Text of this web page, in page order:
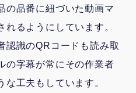
の品番に紐づいた動画マ
るようにしています。
認識のQRコードも読み取
の字幕が常にその作業者
工夫もしています。